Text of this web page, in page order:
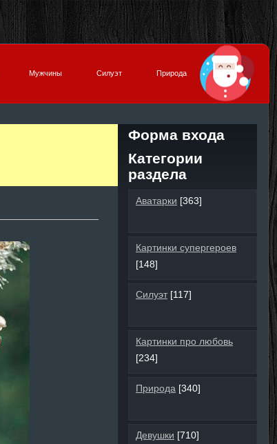
Мужчины Силуэт Природа
Форма входа
Категории
раздела
Аватарки [363]
Картинки супергероев
[148]
Силуэт [117]
Картинки про любовь
[234]
Природа [340]
Девушки [710]